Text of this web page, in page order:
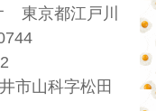
東京都江戸川
市山科字松田